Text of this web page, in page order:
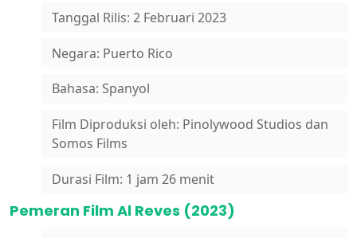
Tanggal Rilis: 2 Februari 2023
Negara: Puerto Rico
Bahasa: Spanyol
Film Diproduksi oleh: Pinolywood Studios dan
Somos Films
Durasi Film: 1 jam 26 menit
Pemeran Film Al Reves (2023)